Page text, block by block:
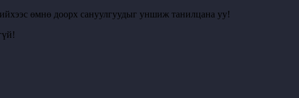
өмнө доорх сануулгуудыг уншиж танилцана уу!